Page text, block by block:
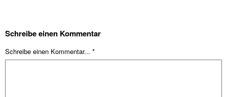
Schreibe einen Kommentar
Schreibe einen Kommentar... *